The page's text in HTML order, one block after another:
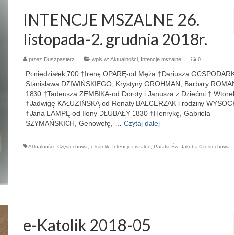
INTENCJE MSZALNE 26.
listopada-2. grudnia 2018r.
przez Duszpasterz | wpis w: Aktualności, Intencje mszalne | 0
Poniedziałek 700 †Irenę OPARĘ-od Męża †Dariusza
Stanisława DZIWIŃSKIEGO, Krystyny GROHMAN, Barbary
1830 †Tadeusza ZEMBIKA-od Doroty i Janusza z Dziećmi †
†Jadwigę KAŁUZIŃSKĄ-od Renaty BALCERZAK i rodziny
†Jana LAMPĘ-od Ilony DŁUBAŁY 1830 †Henrykę, Gabriela
SZYMAŃSKICH, Genowefę, … Czytaj dalej
Aktualności, Częstochowa e-katolik, Intencje mszalne Parafia Św. Jakuba Częstochowa
e-Katolik 2018-05